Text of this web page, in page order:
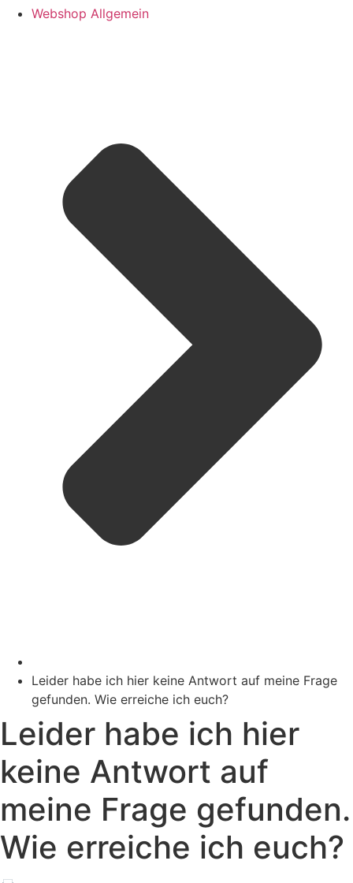
Webshop Allgemein
Leider habe ich hier keine Antwort auf meine Frage
gefunden. Wie erreiche ich euch?
Leider habe ich hier
keine Antwort auf
meine Frage gefunden.
Wie erreiche ich euch?